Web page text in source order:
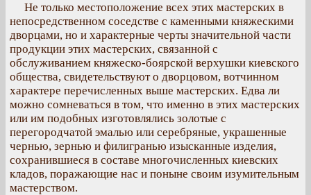
Не только местоположение всех этих мастерских в
непосредственном соседстве с каменными княжескими
дворцами, но и характерные черты значительной части
продукции этих мастерских, связанной с
обслуживанием княжеско-боярской верхушки киевского
общества, свидетельствуют о дворцовом, вотчинном
характере перечисленных выше мастерских. Едва ли
можно сомневаться в том, что именно в этих мастерских
или им подобных изготовлялись золотые с
перегородчатой эмалью или серебряные, украшенные
чернью, зернью и филигранью изысканные изделия,
сохранившиеся в составе многочисленных киевских
кладов, поражающие нас и поныне своим изумительным
мастерством.